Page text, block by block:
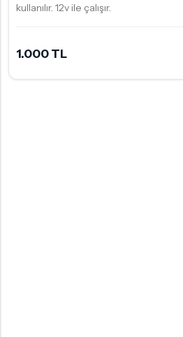
kullanılır. 12v ile çalışır.
1.000 TL